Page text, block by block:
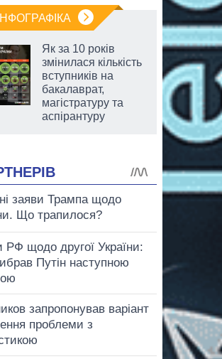
ІНФОГРАФІКА
Як за 10 років
змінилася кількість
вступників на
бакалаврат,
магістратуру та
аспірантуру